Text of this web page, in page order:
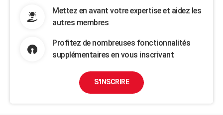
Mettez en avant votre expertise et aidez les
autres membres
Profitez de nombreuses fonctionnalités
supplémentaires en vous inscrivant
S'INSCRIRE